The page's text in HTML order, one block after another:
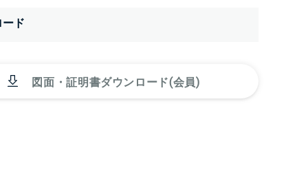
ド
図面・証明書ダウンロード(会員)